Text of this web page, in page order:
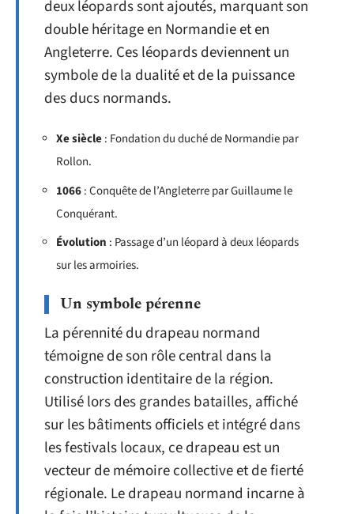
deux léopards sont ajoutés, marquant son
double héritage en Normandie et en
Angleterre. Ces léopards deviennent un
symbole de la dualité et de la puissance
des ducs normands.
Xe siècle: Fondation du duché de Normandie par
Rollon.
1066: Conquête de l’Angleterre par Guillaume le
Conquérant.
Évolution : Passage d’un léopard à deux léopards
sur les armoiries.
Un symbole pérenne
La pérennité du drapeau normand
témoigne de son rôle central dans la
construction identitaire de la région.
Utilisé lors des grandes batailles, affiché
sur les bâtiments officiels et intégré dans
les festivals locaux, ce drapeau est un
vecteur de mémoire collective et de fierté
régionale. Le drapeau normand incarne à